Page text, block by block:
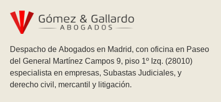
Despacho de Abogados en Madrid, con oficina en Paseo
del General Martínez Campos 9, piso 1º Izq. (28010)
especialista en empresas, Subastas Judiciales, y
derecho civil, mercantil y litigación.